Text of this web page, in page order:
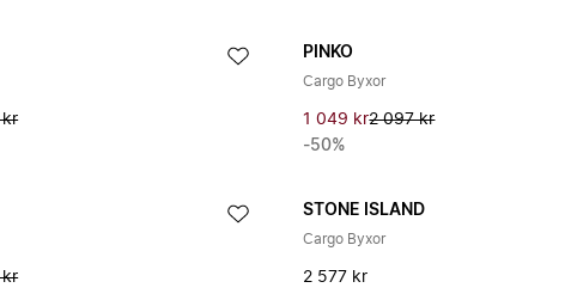
kr
PINKO
Cargo Byxor
1 049 kr2 097 kr
-50%
kr
STONE ISLAND
Cargo Byxor
2 577 kr